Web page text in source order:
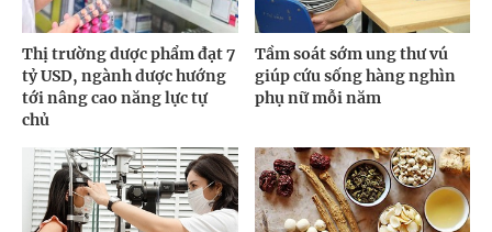
Thị trường dược phẩm đạt 7
tỷ USD, ngành dược hướng
tới nâng cao năng lực tự
chủ
Tầm soát sớm ung thư vú
giúp cứu sống hàng nghìn
phụ nữ mỗi năm